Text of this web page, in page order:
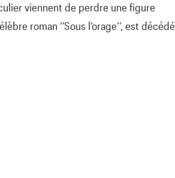
viennent de perdre une figure
roman ‘’Sous l’orage’’, est décédé